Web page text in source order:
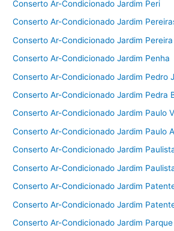
Conserto Ar-Condicionado Jardim Peri
Conserto Ar-Condicionado Jardim
Conserto Ar-Condicionado Jardim
Conserto Ar-Condicionado Jardim Penha
Conserto Ar-Condicionado Jardim Pedro
Conserto Ar-Condicionado Jardim Pedra
Conserto Ar-Condicionado Jardim Paulo
Conserto Ar-Condicionado Jardim Paulo
Conserto Ar-Condicionado Jardim
Conserto Ar-Condicionado Jardim
Conserto Ar-Condicionado Jardim
Conserto Ar-Condicionado Jardim
Conserto Ar-Condicionado Jardim